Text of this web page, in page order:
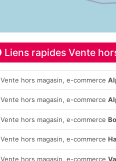
Liens rapides Vente
Vente hors magasin, e-commerce
Vente hors magasin, e-commerce
Vente hors magasin, e-commerce
Vente hors magasin, e-commerce
Vente hors magasin, e-commerce